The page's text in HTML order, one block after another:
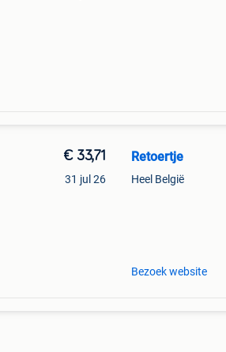
€ 33,71
31 jul 26
Retoertje
Heel België
Bezoek website